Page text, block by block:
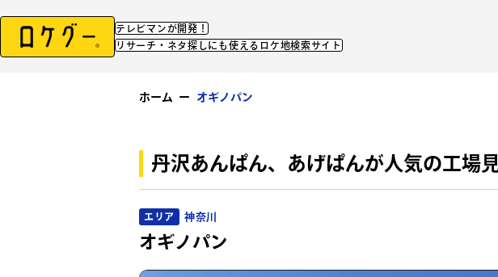
テレビマンが開発！
リサーチ・ネタ探しにも使えるロケ地検索サイト
ホーム ー オギノパン
丹沢あんぱん、あげぱんが人気の工場
エリア 神奈川
オギノパン